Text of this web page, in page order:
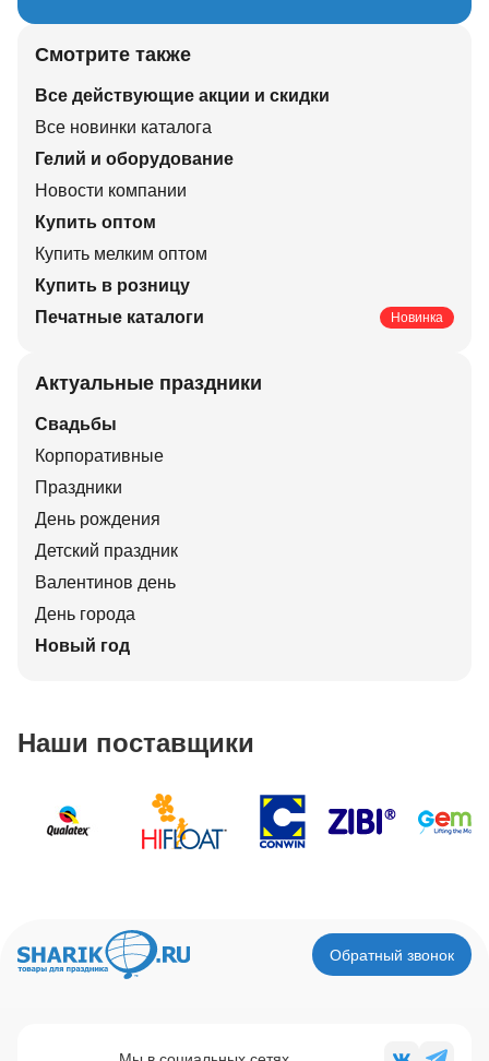
Смотрите также
Все действующие акции и скидки
Все новинки каталога
Гелий и оборудование
Новости компании
Купить оптом
Купить мелким оптом
Купить в розницу
Печатные каталоги
Новинка
Актуальные праздники
Свадьбы
Корпоративные
Праздники
День рождения
Детский праздник
Валентинов день
День города
Новый год
Наши поставщики
Обратный звонок